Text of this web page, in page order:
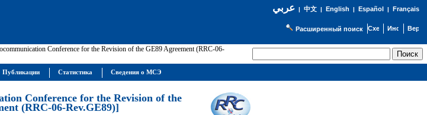
عربي| 中文| English | Español | Français
Расширенный поиск
Conference for the Revision of the GE89 Agreement (RRC-06-
Conference for the Revision of the
(RRC-06-Rev.GE89)]
Публикации Статистика Сведения о МСЭ